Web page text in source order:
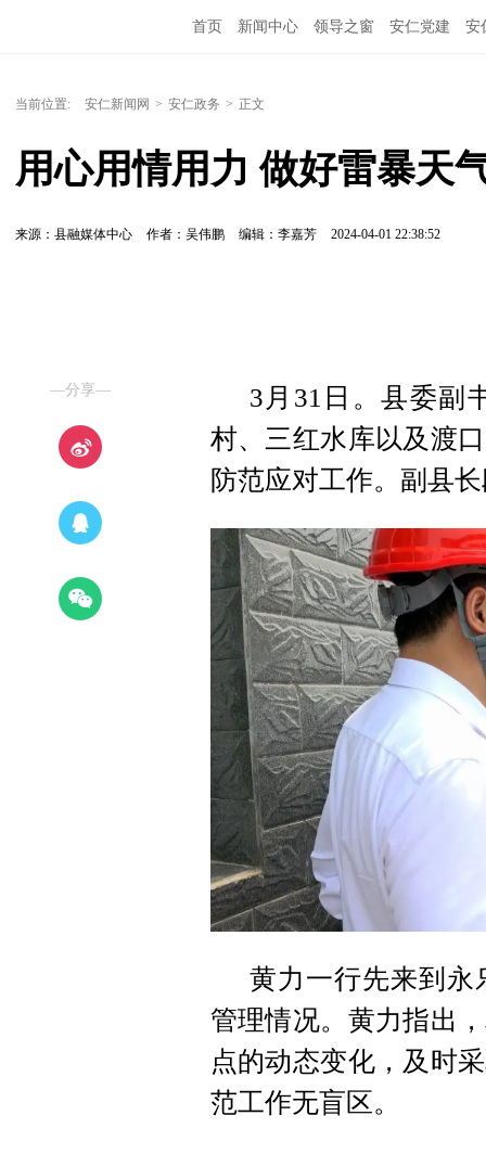
首页 新闻中心 领导之窗 安仁党建 安
当前位置: 安仁新闻网 > 安仁政务 > 正文
用心用情用力 做好雷暴天
来源：县融媒体中心 作者：吴伟鹏 编辑：李嘉芳 2024-04-01 22:38:52
—分享—
3月31日。县委副
村、三红水库以及渡
防范应对工作。副县
黄力一行先来到永
管理情况。黄力指出
点的动态变化，及时
范工作无盲区。